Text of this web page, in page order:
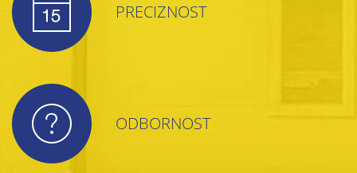
PRECIZNOST
ODBORNOST